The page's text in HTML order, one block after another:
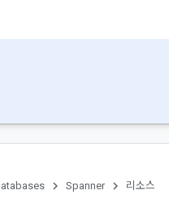
Spanner 리소스